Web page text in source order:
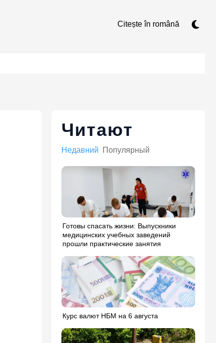
Citește în română
Читают
Недавний Популярный
Готовы спасать жизни: Выпускники
медицинских учебных заведений
прошли практические занятия
Курс валют НБМ на 6 августа